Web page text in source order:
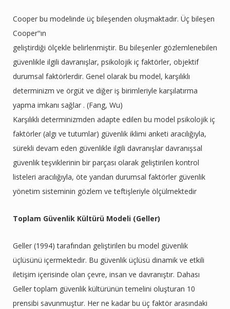
Cooper bu modelinde üç bileşenden oluşmaktadır. Üç bileşen
Cooper‟ın
geliştirdiği ölçekle belirlenmiştir. Bu bileşenler gözlemlenebilen
güvenlikle ilgili davranışlar, psikolojik iç faktörler, objektif
durumsal faktörlerdir. Genel olarak bu model, karşılıklı
determinizm ve örgüt ve diğer iş birimleriyle karşılatırma
yapma imkanı sağlar . (Fang, Wu)
Karşılıklı determinizmden adapte edilen bu model psikolojik iç
faktörler (algı ve tutumlar) güvenlik iklimi anketi aracılığıyla,
sürekli devam eden güvenlikle ilgili davranışlar davranışsal
güvenlik teşviklerinin bir parçası olarak geliştirilen kontrol
listeleri aracılığıyla, öte yandan durumsal faktörler güvenlik
yönetim sisteminin gözlem ve teftişleriyle ölçülmektedir
Toplam Güvenlik Kültürü Modeli (Geller)
Geller (1994) tarafından geliştirilen bu model güvenlik
üçlüsünü içermektedir. Bu güvenlik üçlüsü dinamik ve etkili
iletişim içerisinde olan çevre, insan ve davranıştır. Dahası
Geller toplam güvenlik kültürünün temelini oluşturan 10
prensibi savunmuştur. Her ne kadar bu üç faktör arasındaki